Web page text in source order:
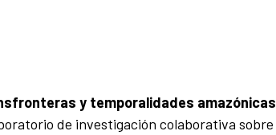
y temporalidades amazónicas
de investigación colaborativa sobre